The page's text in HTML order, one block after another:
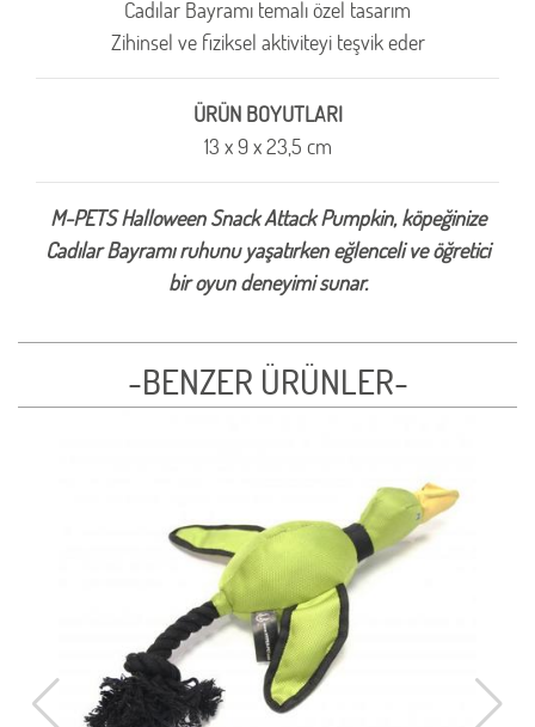
Cadılar Bayramı temalı özel tasarım
Zihinsel ve fiziksel aktiviteyi teşvik eder
ÜRÜN BOYUTLARI
13 x 9 x 23,5 cm
M-PETS Halloween Snack Attack Pumpkin, köpeğinize
Cadılar Bayramı ruhunu yaşatırken eğlenceli ve öğretici
bir oyun deneyimi sunar.
-BENZER ÜRÜNLER-